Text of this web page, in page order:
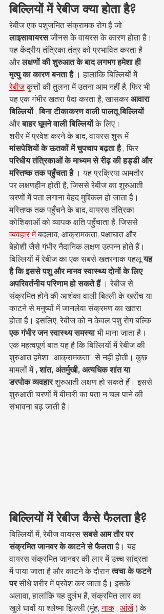
बिल्लियों में रेबीज क्या होता है?
रेबीज एक पशुजनित संक्रामक रोग है जो
लाइसावायरस जीनस के वायरस के कारण होता है।
यह केंद्रीय तंत्रिका तंत्र को प्रभावित करता है
और लक्षणों की शुरुआत के बाद लगभग हमेशा ही
मृत्यु का कारण बनता है । हालांकि बिल्लियों में
रेबीज कुत्तों की तुलना में उतना आम नहीं है, फिर भी
यह एक गंभीर खतरा पैदा करता है, खासकर आवारा
बिल्लियों , बिना टीकाकरण वाली पालतू बिल्लियों
और बाहर घूमने वाली बिल्लियों के लिए।
शरीर में प्रवेश करने के बाद, वायरस शुरू में
मांसपेशियों के ऊतकों में चुपचाप बढ़ता है , फिर
परिधीय तंत्रिकाओं के माध्यम से रीढ़ की हड्डी और
मस्तिष्क तक पहुँचता है । यह प्रक्रिया आमतौर
पर लक्षणहीन होती है, जिससे रेबीज का शुरुआती
चरणों में पता लगाना बेहद मुश्किल हो जाता है।
मस्तिष्क तक पहुँचने के बाद, वायरस तंत्रिका
कोशिकाओं को व्यापक क्षति पहुँचाता है, जिससे
व्यवहार में बदलाव, आक्रामकता, पक्षाघात और
बेहोशी जैसे गंभीर नैदानिक लक्षण उत्पन्न होते हैं।
बिल्लियों में रेबीज का एक सबसे खतरनाक पहलू यह
है कि इससे पशु और मानव स्वास्थ्य दोनों के लिए
अपरिवर्तनीय परिणाम हो सकते हैं । रेबीज से
संक्रमित होने की आशंका वाली बिल्ली के खरोंच या
काटने से मनुष्यों में जानलेवा संक्रमण का खतरा
होता है। इसलिए, रेबीज को न केवल पशु रोग बल्कि
एक गंभीर जन स्वास्थ्य समस्या भी माना जाता है।
एक महत्वपूर्ण बात यह है कि बिल्लियों में रेबीज की
शुरुआत हमेशा "आक्रामकता" से नहीं होती। कुछ
मामलों में , शांत, अंतर्मुखी, अत्यधिक शांत या
डरपोक व्यवहार शुरुआती लक्षण हो सकते हैं। इससे
शुरुआती चरणों में बीमारी का पता न चल पाने की
संभावना बढ़ जाती है।
बिल्लियों में रेबीज कैसे फैलता है?
बिल्लियों में, रेबीज वायरस सबसे आम तौर पर
संक्रमित जानवर के काटने से फैलता है। यह
वायरस संक्रमित जानवर की लार में उच्च सांद्रता
में पाया जाता है और काटने के दौरान त्वचा के फटने
पर सीधे शरीर में प्रवेश कर जाता है। इसके
अलावा, हालांकि यह दुर्लभ है, संक्रमित लार का
खुले घावों या श्लेष्मा झिल्ली (मुंह, नाक , आंखें ) के